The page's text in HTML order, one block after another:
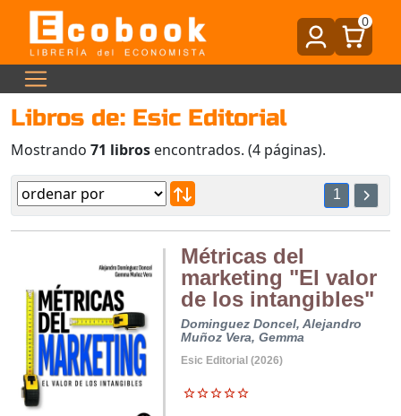
0
Libros de: Esic Editorial
Mostrando 71 libros encontrados. (4 páginas).
1
Métricas del
marketing "El valor
de los intangibles"
Dominguez Doncel, Alejandro
Muñoz Vera, Gemma
Esic Editorial (2026)